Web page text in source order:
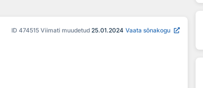
ID 474515 Viimati muudetud 25.01.2024 Vaata sõnakogu